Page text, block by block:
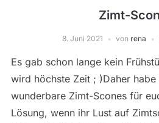
Zimt-
8. Juni 2021 von rena
Es gab schon lange kein
wird höchste Zeit ; )Daher habe
wunderbare Zimt-Scones für
Lösung, wenn ihr Lust auf